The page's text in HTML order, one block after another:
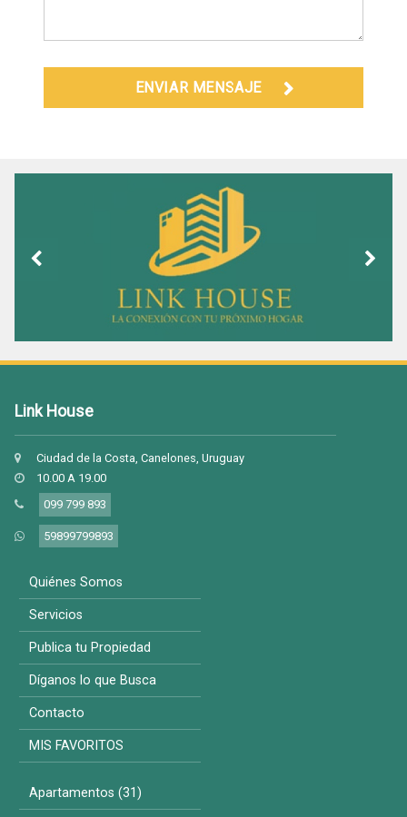
ENVIAR MENSAJE
Link House
Ciudad de la Costa, Canelones, Uruguay
10.00 A 19.00
099 799 893
59899799893
Quiénes Somos
Servicios
Publica tu Propiedad
Díganos lo que Busca
Contacto
MIS FAVORITOS
Apartamentos (31)